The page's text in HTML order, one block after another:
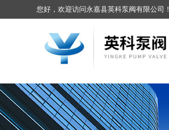
您好，欢迎访问永嘉县英科泵阀有限公司！